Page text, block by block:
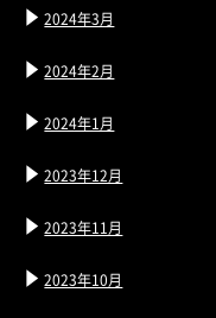
2024年3月
2024年2月
2024年1月
2023年12月
2023年11月
2023年10月